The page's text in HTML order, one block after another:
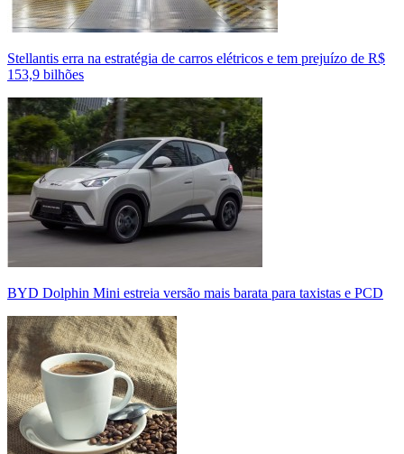
Stellantis erra na estratégia de carros elétricos e tem prejuízo de R$
153,9 bilhões
BYD Dolphin Mini estreia versão mais barata para taxistas e PCD